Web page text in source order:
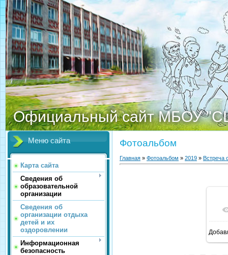
Официальный сайт МБОУ
Меню сайта
Карта сайта
Сведения об
образовательной
организации
Сведения об
организации отдыха
детей и их
оздоровлении
Информационная
безопасность
Фотоальбом
Главная » Фотоальбом » 2019 » Встреча